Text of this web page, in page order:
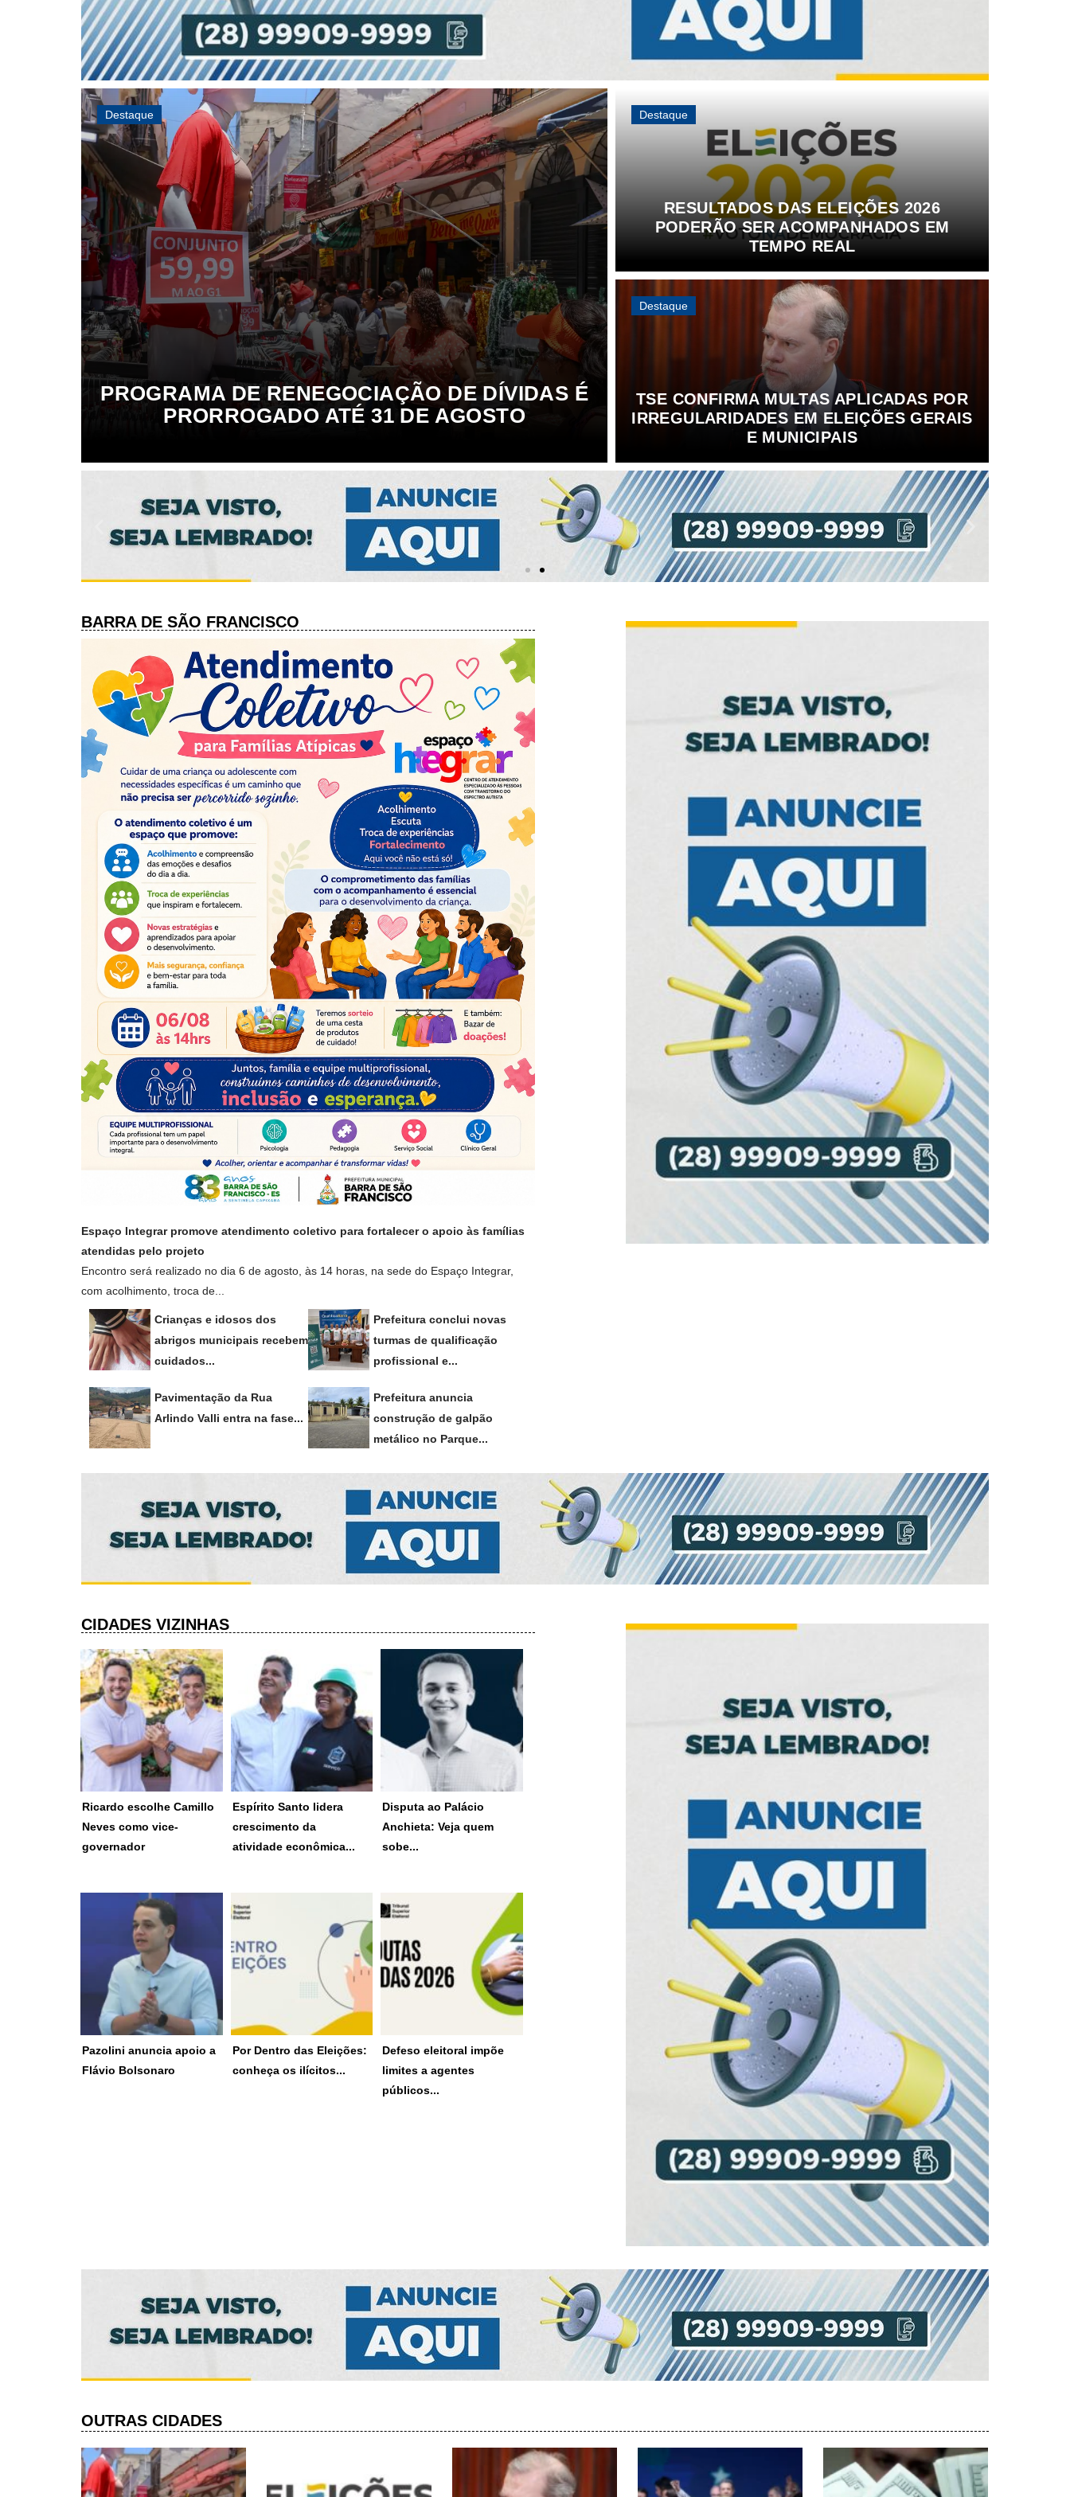
Destaque
PROGRAMA DE RENEGOCIAÇÃO DE DÍVIDAS É
PRORROGADO ATÉ 31 DE AGOSTO
Destaque
RESULTADOS DAS ELEIÇÕES 2026
PODERÃO SER ACOMPANHADOS EM
TEMPO REAL
Destaque
TSE CONFIRMA MULTAS APLICADAS POR
IRREGULARIDADES EM ELEIÇÕES GERAIS
E MUNICIPAIS
BARRA DE SÃO FRANCISCO
Espaço Integrar promove atendimento coletivo para fortalecer o apoio às famílias
atendidas pelo projeto
Encontro será realizado no dia 6 de agosto, às 14 horas, na sede do Espaço Integrar,
com acolhimento, troca de...
Crianças e idosos dos
abrigos municipais recebem
cuidados...
Prefeitura conclui novas
turmas de qualificação
profissional e...
Pavimentação da Rua
Arlindo Valli entra na fase...
Prefeitura anuncia
construção de galpão
metálico no Parque...
CIDADES VIZINHAS
Ricardo escolhe Camillo
Neves como vice-
governador
O governador do Espírito
Santo,...
Espírito Santo lidera
crescimento da
atividade econômica...
Estado registrou alta de
4,4%...
Disputa ao Palácio
Anchieta: Veja quem
sobe...
No cenário mais provável,
com...
Pazolini anuncia apoio a
Flávio Bolsonaro
Ex-prefeito de Vitória e pré-
candidato...
Por Dentro das Eleições:
conheça os ilícitos...
Resolução do TSE reúne
regras...
Defeso eleitoral impõe
limites a agentes
públicos...
Regras proíbem
publicidade institucional,
OUTRAS CIDADES